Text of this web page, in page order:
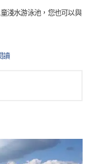
淺水游泳池，您也可以與
讀